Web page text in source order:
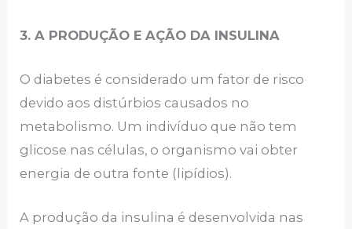
3. A PRODUÇÃO E AÇÃO DA INSULINA
O diabetes é considerado um fator de risco
devido aos distúrbios causados no
metabolismo. Um indivíduo que não tem
glicose nas células, o organismo vai obter
energia de outra fonte (lipídios).
A produção da insulina é desenvolvida nas